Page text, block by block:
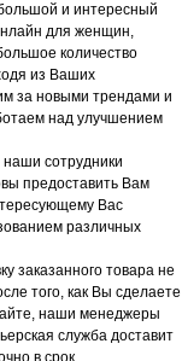
и интересный
для женщин,
количество
из Ваших
за новыми трендами и
над улучшением
наши сотрудники
предоставить Вам
Вас
различных
заказанного товара не
того, как Вы сделаете
наши менеджеры
служба доставит